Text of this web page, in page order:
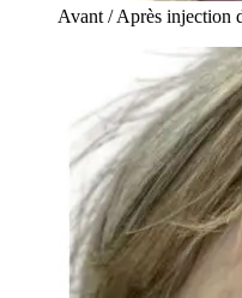
Avant / Après injection